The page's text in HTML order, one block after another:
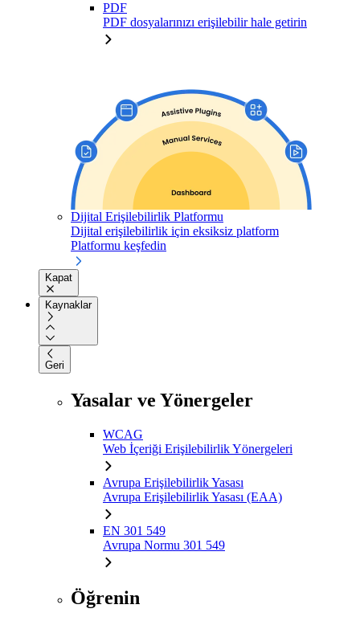
PDF
PDF dosyalarınızı erişilebilir hale getirin
Dijital Erişilebilirlik Platformu
Dijital erişilebilirlik için eksiksiz platform
Platformu keşfedin
Kapat
Kaynaklar
Geri
Yasalar ve Yönergeler
WCAG
Web İçeriği Erişilebilirlik Yönergeleri
Avrupa Erişilebilirlik Yasası
Avrupa Erişilebilirlik Yasası (EAA)
EN 301 549
Avrupa Normu 301 549
Öğrenin